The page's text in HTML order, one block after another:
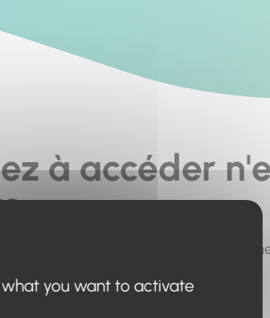
à accéder
le menu pour trouver le contenu
you want to activate